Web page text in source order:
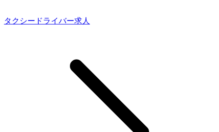
タクシードライバー求人